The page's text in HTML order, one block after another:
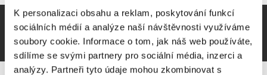
K personalizaci obsahu a reklam, poskytování funkcí
sociálních médií a analýze naší návštěvnosti využíváme
soubory cookie. Informace o tom, jak náš web používáte,
sdílíme se svými partnery pro sociální média, inzerci a
analýzy. Partneři tyto údaje mohou zkombinovat s